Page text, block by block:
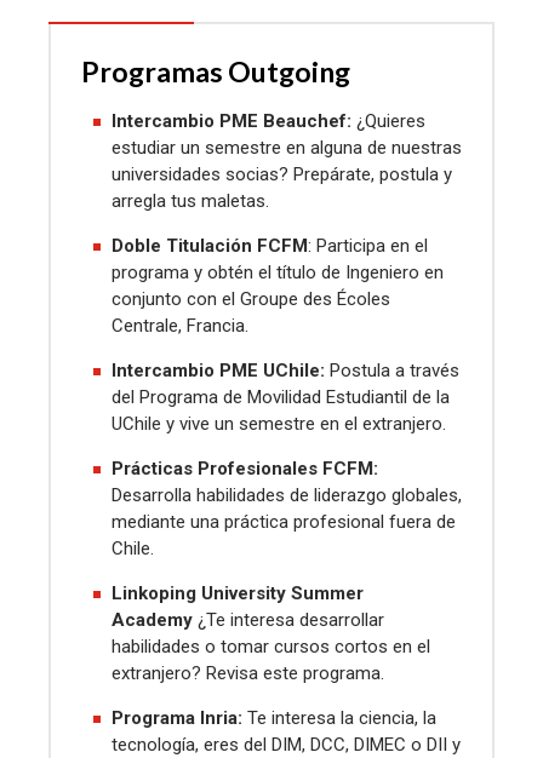
Programas Outgoing
Intercambio PME Beauchef: ¿Quieres
estudiar un semestre en alguna de nuestras
universidades socias? Prepárate, postula y
arregla tus maletas.
Doble Titulación FCFM: Participa en el
programa y obtén el título de Ingeniero en
conjunto con el Groupe des Écoles
Centrale, Francia.
Intercambio PME UChile: Postula a través
del Programa de Movilidad Estudiantil de la
UChile y vive un semestre en el extranjero.
Prácticas Profesionales FCFM:
Desarrolla habilidades de liderazgo globales,
mediante una práctica profesional fuera de
Chile.
Linkoping University Summer
Academy ¿Te interesa desarrollar
habilidades o tomar cursos cortos en el
extranjero? Revisa este programa.
Programa Inria: Te interesa la ciencia, la
tecnología, eres del DIM, DCC, DIMEC o DII y